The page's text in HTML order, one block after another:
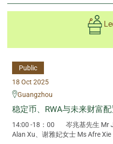
Public
18 Oct 2025
Guangzhou
稳定币、RWA与未来财富
14:00 -18：00
岑兆基先生 Mr
Alan Xu、谢雅妃女士 Ms Afre Xie